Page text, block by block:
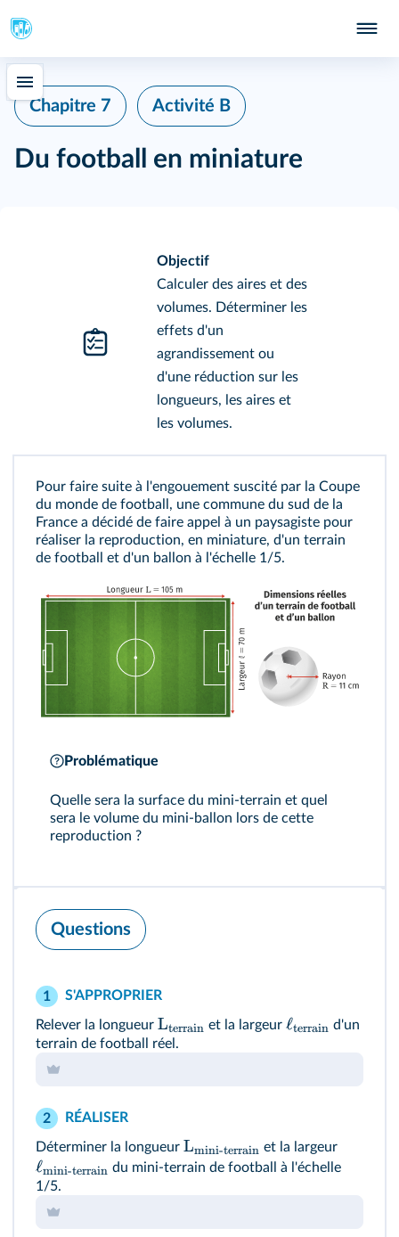
Chapitre 7 Activité B
Du football en miniature
Objectif
Calculer des aires et des
volumes. Déterminer les
effets d'un
agrandissement ou
d'une réduction sur les
longueurs, les aires et
les volumes.
Pour faire suite à l'engouement suscité par la Coupe
du monde de football, une commune du sud de la
France a décidé de faire appel à un paysagiste pour
réaliser la reproduction, en miniature, d'un terrain
de football et d'un ballon à l'échelle 1/5.
Problématique
Quelle sera la surface du mini-terrain et quel
sera le volume du mini-ballon lors de cette
reproduction ?
Questions
1 S'APPROPRIER
Relever la longueur Lterrain et la largeur ℓterrain d'un
terrain de football réel.
2 RÉALISER
Déterminer la longueur Lmini-terrain et la largeur
ℓmini-terrain du mini-terrain de football à l'échelle
1/5.